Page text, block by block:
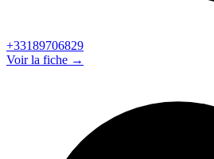
+33189706829
Voir la fiche →